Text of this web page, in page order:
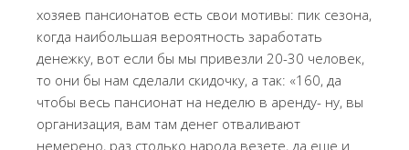
хозяев пансионатов есть свои мотивы: пик сезона,
когда наибольшая вероятность заработать
денежку, вот если бы мы привезли 20-30 человек,
то они бы нам сделали скидочку, а так: «160, да
чтобы весь пансионат на неделю в аренду- ну, вы
организация, вам там денег отваливают
немерено, раз столько народа везете, да еще и